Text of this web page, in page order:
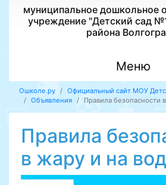
муниципальное дошкольное
учреждение "Детский сад
района
Меню
Ошколе.ру
Официальный сайт МОУ
Объявления
Правила безопасности
Правила
в жару и на